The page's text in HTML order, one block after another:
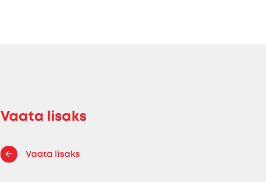
Vaata lisaks
Vaata lisaks